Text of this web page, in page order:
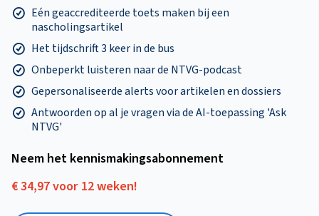
Eén geaccrediteerde toets maken bij een
nascholingsartikel
Het tijdschrift 3 keer in de bus
Onbeperkt luisteren naar de NTVG-podcast
Gepersonaliseerde alerts voor artikelen en dossiers
Antwoorden op al je vragen via de AI-toepassing 'Ask
NTVG'
Neem het kennismakings­abonnement
€ 34,97 voor 12 weken!